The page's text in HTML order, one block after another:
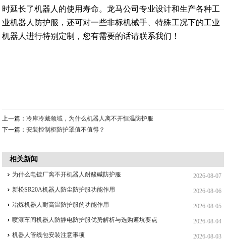
时延长了机器人的使用寿命。龙马公司专业设计和生产各种工
业机器人防护服，还可对一些非标机械手、特殊工况下的工业
机器人进行特别定制，您有需要的话请联系我们！
上一篇：冷库冷藏领域，为什么机器人离不开恒温防护服
下一篇：安装控制柜防护罩值不值得？
相关新闻
2026-08-07
为什么电镀厂离不开机器人耐酸碱防护服
2026-08-06
新松SR20A机器人防尘防护服功能作用
2026-08-05
冶炼机器人耐高温防护服的功能作用
2026-08-04
喷漆车间机器人防静电防护服优势解析与选购避坑要点
2026-08-03
机器人管线包安装注意事项